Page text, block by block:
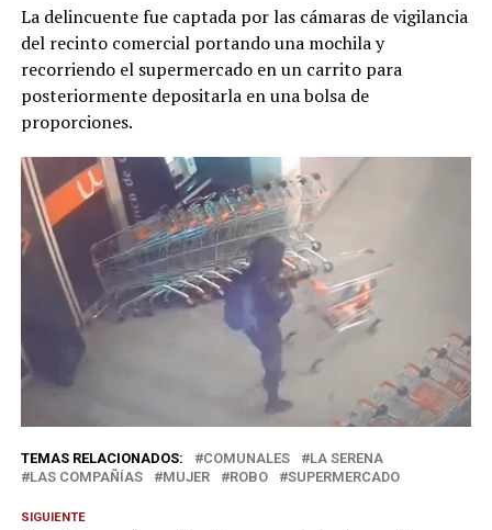
La delincuente fue captada por las cámaras de vigilancia
del recinto comercial portando una mochila y
recorriendo el supermercado en un carrito para
posteriormente depositarla en una bolsa de
proporciones.
TEMAS RELACIONADOS: COMUNALES
LA SERENA
LAS COMPAÑÍAS
MUJER ROBO SUPERMERCADO
SIGUIENTE